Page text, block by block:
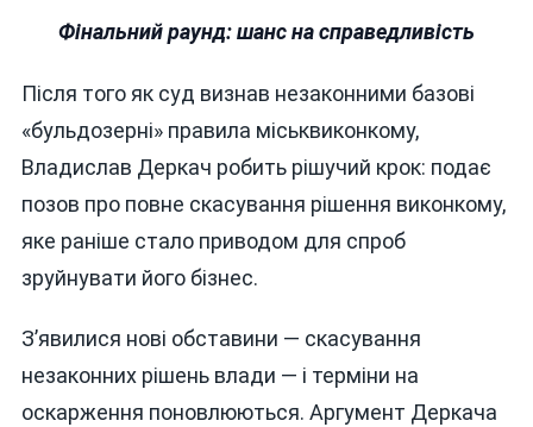
Фінальний раунд: шанс на справедливість
Після того як суд визнав незаконними базові
«бульдозерні» правила міськвиконкому,
Владислав Деркач робить рішучий крок: подає
позов про повне скасування рішення виконкому,
яке раніше стало приводом для спроб
зруйнувати його бізнес.
З’явилися нові обставини — скасування
незаконних рішень влади — і терміни на
оскарження поновлюються. Аргумент Деркача